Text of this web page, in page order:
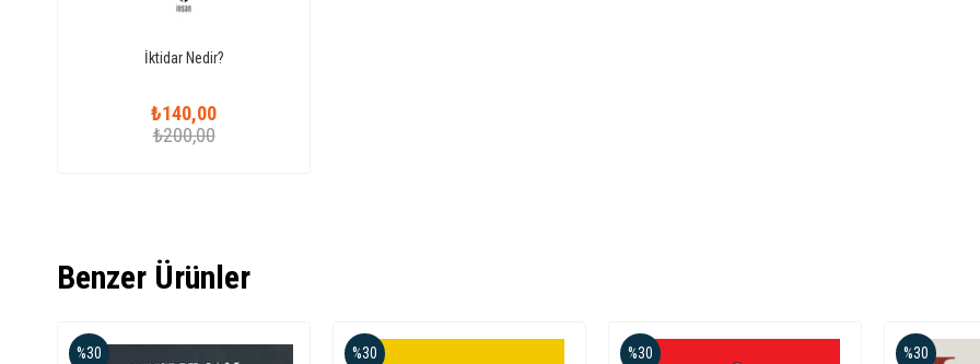
İktidar Nedir?
₺140,00
₺200,00
Benzer Ürünler
%30 %30 %30 %30